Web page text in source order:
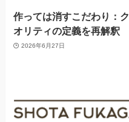
作っては消すこだわり：ク
オリティの定義を再解釈
2026年6月27日